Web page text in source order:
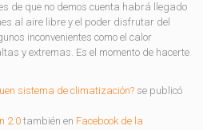
de que no demos cuenta habrá llegado
al aire libre y el poder disfrutar del
inconvenientes como el calor
y extremas. Es el momento de hacerte
sistema de climatización? se publicó
2.0 también en Facebook de la